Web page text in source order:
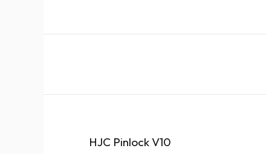
HJC Pinlock V10